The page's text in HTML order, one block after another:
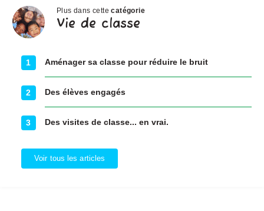
Plus dans cettecatégorie
Vie de classe
Vie
de
1 Aménager sa classe pour réduire le bruit
2 Des élèves engagés
3 Des visites de classe... en vrai.
Voir tous les articles